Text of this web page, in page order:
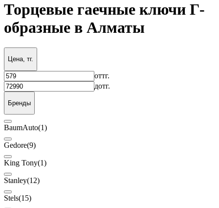
Торцевые гаечные ключи Г-
образные в Алматы
Цена, тг.
оттг.
дотг.
Бренды
BaumAuto(1)
Gedore(9)
King Tony(1)
Stanley(12)
Stels(15)